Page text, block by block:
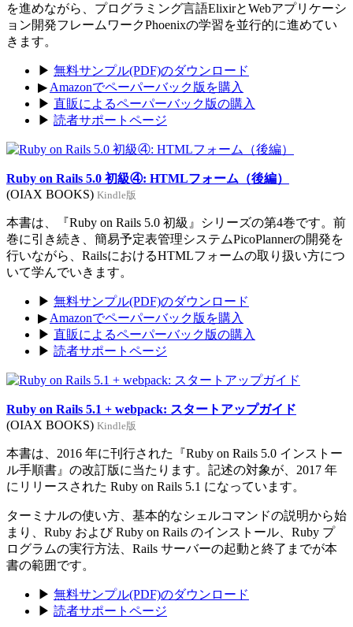
を進めながら、プログラミング言語ElixirとWebアプリケーシ
ョン開発フレームワークPhoenixの学習を並行的に進めてい
きます。
▶ 無料サンプル(PDF)のダウンロード
▶ Amazonでペーパーバック版を購入
▶ 直販によるペーパーバック版の購入
▶ 読者サポートページ
Ruby on Rails 5.0 初級④: HTMLフォーム（後編）
(OIAX BOOKS) Kindle版
本書は、『Ruby on Rails 5.0 初級』シリーズの第4巻です。前
巻に引き続き、簡易予定表管理システムPicoPlannerの開発を
行いながら、RailsにおけるHTMLフォームの取り扱い方につ
いて学んでいきます。
▶ 無料サンプル(PDF)のダウンロード
▶ Amazonでペーパーバック版を購入
▶ 直販によるペーパーバック版の購入
▶ 読者サポートページ
Ruby on Rails 5.1 + webpack: スタートアップガイド
(OIAX BOOKS) Kindle版
本書は、2016 年に刊行された『Ruby on Rails 5.0 インストー
ル手順書』の改訂版に当たります。記述の対象が、2017 年
にリリースされた Ruby on Rails 5.1 になっています。
ターミナルの使い方、基本的なシェルコマンドの説明から始
まり、Ruby および Ruby on Rails のインストール、Ruby プ
ログラムの実行方法、Rails サーバーの起動と終了までが本
書の範囲です。
▶ 無料サンプル(PDF)のダウンロード
▶ 読者サポートページ